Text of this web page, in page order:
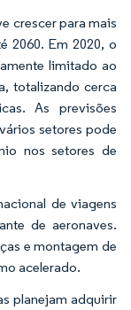
crescer para mais
2060. Em 2020, o
limitado ao
totalizando cerca
As previsões
setores pode
nos setores de
de viagens
de aeronaves.
e montagem de
acelerado.
planejam adquirir